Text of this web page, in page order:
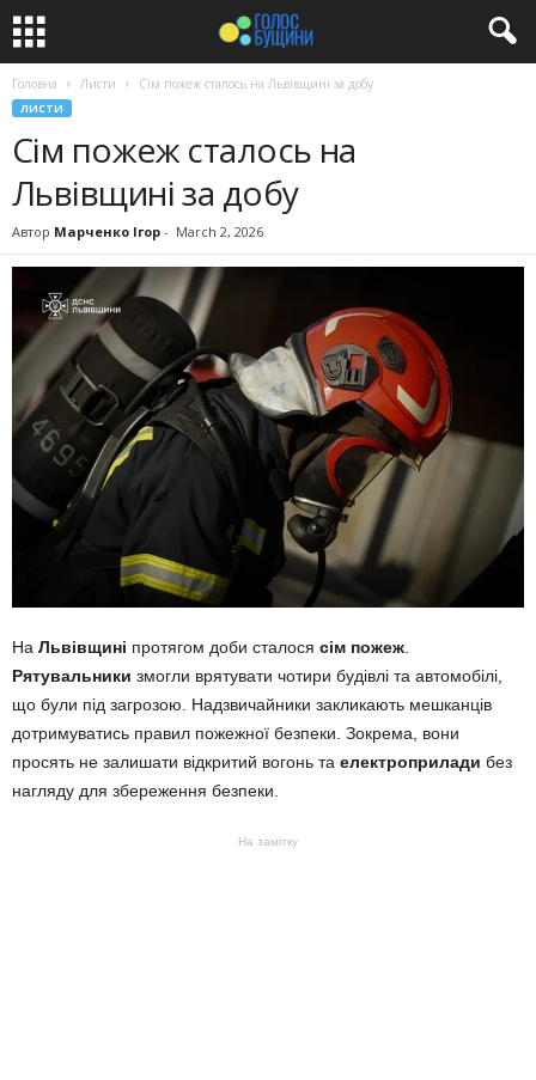
Головна Листи Сім пожеж сталось на Львівщині за добу
ЛИСТИ
Сім пожеж сталось на
Львівщині за добу
Автор Марченко Ігор - March 2, 2026
На Львівщині протягом доби сталося сім пожеж
Рятувальники змогли врятувати чотири будівлі та автомобілі,
що були під загрозою. Надзвичайники закликають мешканців
дотримуватись правил пожежної безпеки. Зокрема, вони
просять не залишати відкритий вогонь та електроприлади без
нагляду для збереження безпеки.
На замітку